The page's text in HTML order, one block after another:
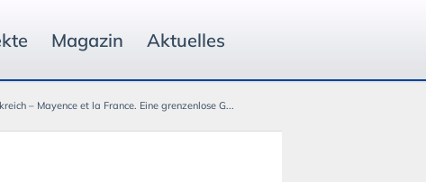
Magazin Aktuelles
– Mayence et la France. Eine grenzenlose G...